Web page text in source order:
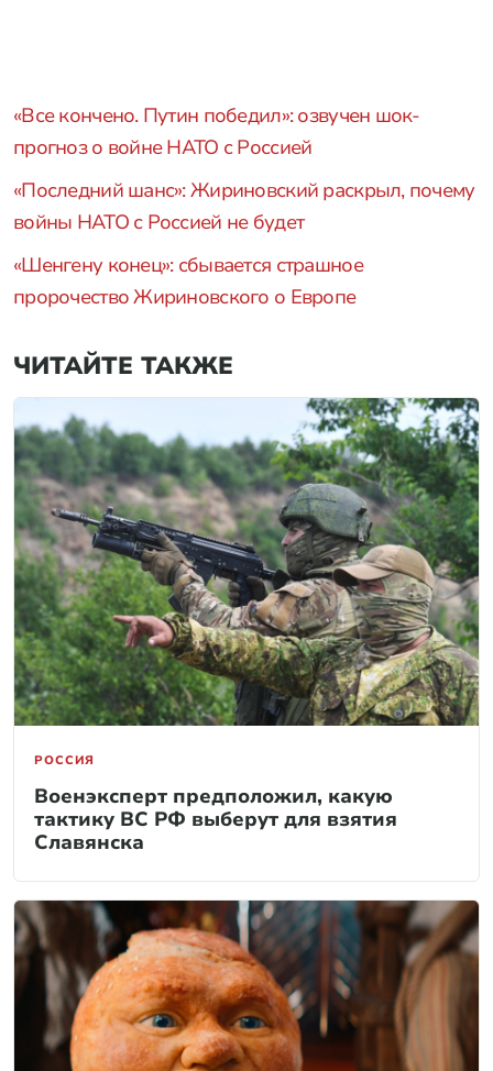
«Все кончено. Путин победил»: озвучен шок-
прогноз о войне НАТО с Россией
«Последний шанс»: Жириновский раскрыл, почему
войны НАТО с Россией не будет
«Шенгену конец»: сбывается страшное
пророчество Жириновского о Европе
ЧИТАЙТЕ ТАКЖЕ
РОССИЯ
Военэксперт предположил, какую
тактику ВС РФ выберут для взятия
Славянска